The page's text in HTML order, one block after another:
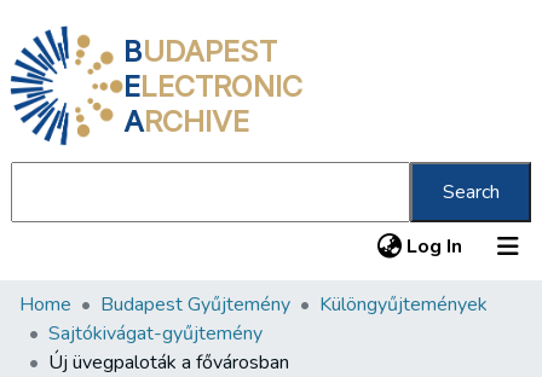
BUDAPEST
ELECTRONIC
ARCHIVE
Search
Log In (current)
Communities & Collections
All of DSpace
Home Budapest Gyűjtemény
Különgyűjtemények
Sajtókivágat-gyűjtemény
Új üvegpaloták a fővárosban